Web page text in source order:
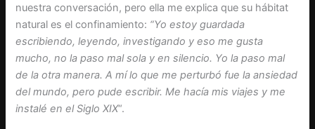
nuestra conversación, pero ella me explica que su hábitat
natural es el confinamiento: “Yo estoy guardada
escribiendo, leyendo, investigando y eso me gusta
mucho, no la paso mal sola y en silencio. Yo la paso mal
de la otra manera. A mí lo que me perturbó fue la ansiedad
del mundo, pero pude escribir. Me hacía mis viajes y me
instalé en el Siglo XIX“.